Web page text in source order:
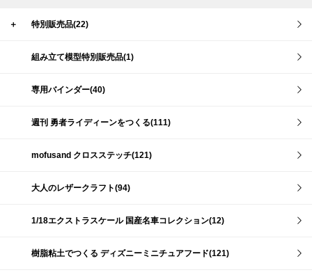
＋ 特別販売品(22)
組み立て模型特別販売品(1)
専用バインダー(40)
週刊 勇者ライディーンをつくる(111)
mofusand クロスステッチ(121)
大人のレザークラフト(94)
1/18エクストラスケール 国産名車コレクション(12)
樹脂粘土でつくる ディズニーミニチュアフード(121)